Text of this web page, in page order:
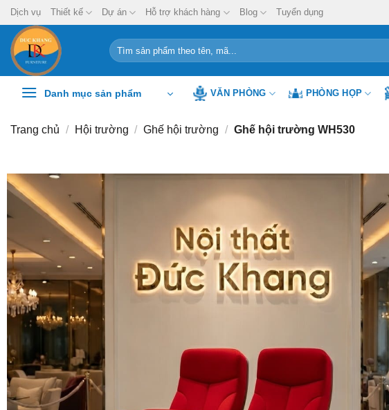
Chuyển
đến
nội
dung
Dịch vụ Thiết kế Dự án Hỗ trợ khách hàng Blog Tuyển dụng
Tìm
kiếm:
Danh mục sản phẩm VĂN PHÒNG PHÒNG HỌP
Trang chủ / Hội trường / Ghế hội trường / Ghế hội trường WH530